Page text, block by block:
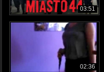
03:51
02:36